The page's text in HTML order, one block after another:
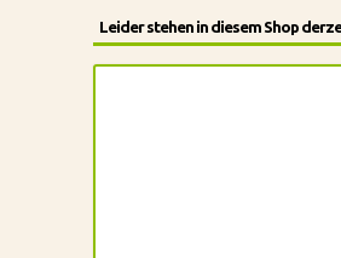
Leider stehen in diesem Shop